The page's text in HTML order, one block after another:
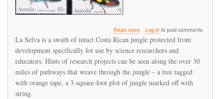
Read moreabout
The
Origin
of
the
Insect
Apocalypse
can
Log into post comments
La Selva is a swath of intact Costa Rican jungle protected from
development specifically for use by science researchers and
educators. Hints of research projects can be seen along the over 30
miles of pathways that weave through the jungle – a tree tagged
with orange tape, a 3-square-foot plot of jungle marked off with
string.